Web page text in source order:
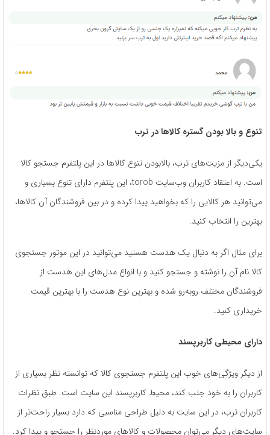
تنوع و بالا بودن گستره کالاها در ترب
یکی‌دیگر از مزیت‌های ترب، بالابودن تنوع کالاها در این پلتفرم جستجو کالا
است. به اعتقاد کاربران وب‌سایت torob، این پلتفرم دارای تنوع بسیاری و
می‌‎توانید هر کالایی را که بخواهید پیدا کرده و در بین فروشندگان آن کالاها،
بهترین را انتخاب کنید.
برای مثال اگر به دنبال یک هدست هستید می‌توانید در این موتور جستجوی
کالا نام آن را نوشته و جستجو کنید و با انواع مدل‌های این هدست از
فروشندگان مختلف روبه‌رو شده و بهترین نوع هدست را با بهترین قیمت
خریداری کنید.
دارای محیطی کاربرپسند
از دیگر ویژگی‌های خوب این پلتفرم جستجوی کالا که توانسته نظر بسیاری از
کاربران را به خود جلب کند، محیط کاربرپسند این سایت است. طبق نظرات
کاربران ترب، در این سایت به دلیل طراحی مناسبی که دارد بسیار راحت‌تر از
سایت‌های دیگر می‌توان محصولات و کالاهای موردنظر را جستجو و پیدا کرد.